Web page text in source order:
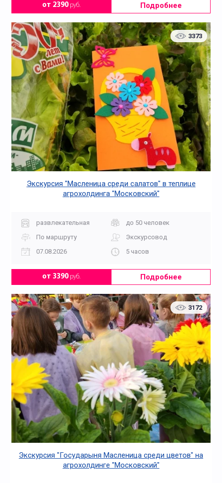
от 2390руб. Подробнее
3373
Экскурсия "Масленица среди салатов" в теплице
агрохолдинга "Московский"
развлекательная
до 50 человек
По маршруту
Экскурсовод
07.08.2026
5 часов
от 3390руб. Подробнее
3172
Экскурсия "Государыня Масленица среди цветов" на
агрохолдинге "Московский"